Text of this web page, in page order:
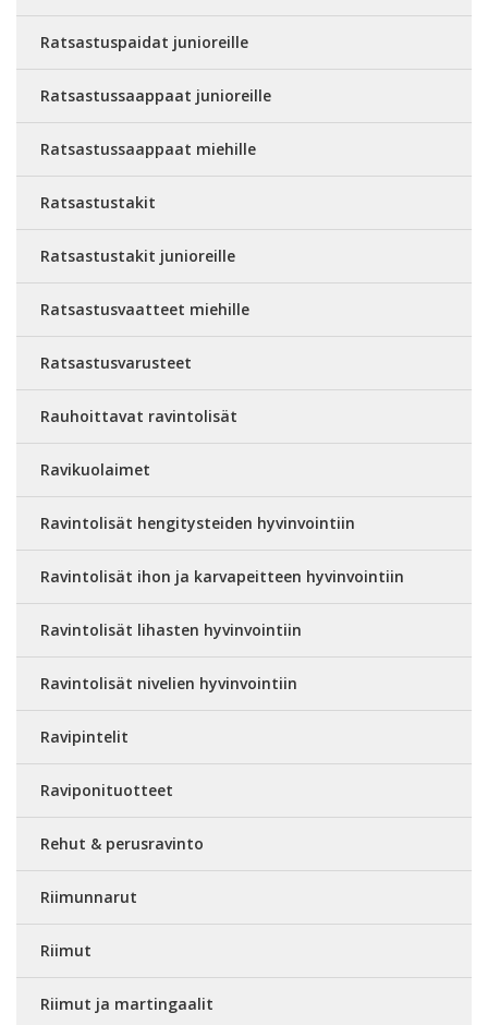
Ratsastuspaidat junioreille
Ratsastussaappaat junioreille
Ratsastussaappaat miehille
Ratsastustakit
Ratsastustakit junioreille
Ratsastusvaatteet miehille
Ratsastusvarusteet
Rauhoittavat ravintolisät
Ravikuolaimet
Ravintolisät hengitysteiden hyvinvointiin
Ravintolisät ihon ja karvapeitteen hyvinvointiin
Ravintolisät lihasten hyvinvointiin
Ravintolisät nivelien hyvinvointiin
Ravipintelit
Raviponituotteet
Rehut & perusravinto
Riimunnarut
Riimut
Riimut ja martingaalit